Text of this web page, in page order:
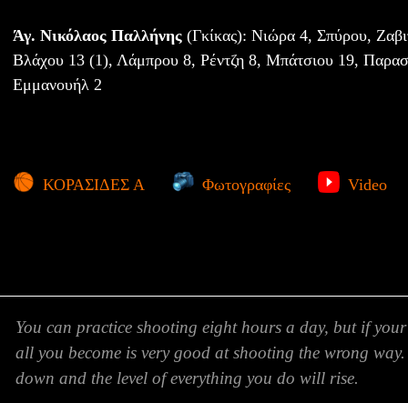
Άγ. Νικόλαος Παλλήνης (Γκίκας): Νιώρα 4, Σπύρου,
Βλάχου 13 (1), Λάμπρου 8, Ρέντζη 8, Μπάτσιου 19,
Εμμανουήλ 2
ΚΟΡΑΣΙΔΕΣ Α Φωτογραφίες Video
You can practice shooting eight hours a day, but if
all you become is very good at shooting the wrong
down and the level of everything you do will rise.